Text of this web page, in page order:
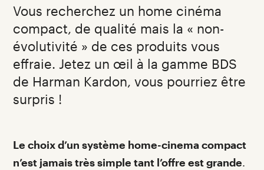
Vous recherchez un home cinéma
compact, de qualité mais la « non-
évolutivité » de ces produits vous
effraie. Jetez un œil à la gamme BDS
de Harman Kardon, vous pourriez être
surpris !
Introduction
Le choix d’un système home-cinema compact
n’est jamais très simple tant l’offre est grande.